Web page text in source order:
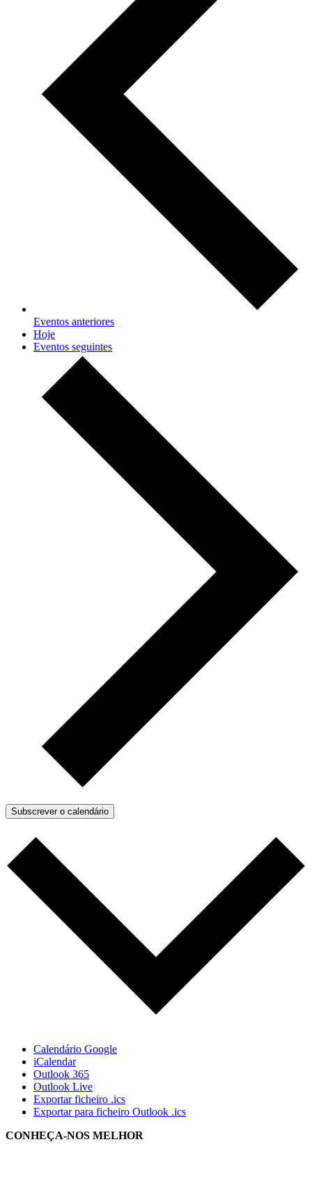
Eventos anteriores
Hoje
Eventos seguintes
Subscrever o calendário
Calendário Google
iCalendar
Outlook 365
Outlook Live
Exportar ficheiro .ics
Exportar para ficheiro Outlook .ics
CONHEÇA-NOS MELHOR